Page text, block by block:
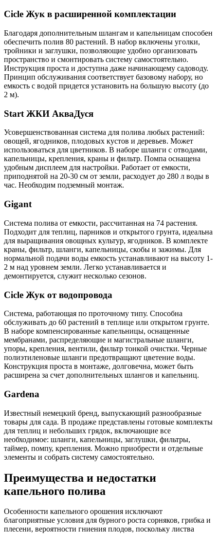
Cicle Жук в расширенной комплектации
Благодаря дополнительным шлангам и капельницам способен
обеспечить полив 80 растений. В набор включены уголки,
тройники и заглушки, позволяющие удобно организовать
пространство и смонтировать систему самостоятельно.
Инструкция проста и доступна даже начинающему садоводу.
Принцип обслуживания соответствует базовому набору, но
емкость с водой придется установить на большую высоту (до
2 м).
Start ЖКИ АкваДуся
Усовершенствованная система для полива любых растений:
овощей, ягодников, плодовых кустов и деревьев. Может
использоваться для цветников. В наборе шланги с отводами,
капельницы, крепления, краны и фильтр. Помпа оснащена
удобным дисплеем для настройки. Работает от емкости,
приподнятой на 20-30 см от земли, расходует до 280 л воды в
час. Необходим подземный монтаж.
Gigant
Система полива от емкости, рассчитанная на 74 растения.
Подходит для теплиц, парников и открытого грунта, идеальна
для выращивания овощных культур, ягодников. В комплекте
краны, фильтр, шланги, капельницы, скобы и зажимы. Для
нормальной подачи воды емкость устанавливают на высоту 1-
2 м над уровнем земли. Легко устанавливается и
демонтируется, служит несколько сезонов.
Cicle Жук от водопровода
Система, работающая по проточному типу. Способна
обслуживать до 60 растений в теплице или открытом грунте.
В наборе компенсированные капельницы, оснащенные
мембранами, распределяющие и магистральные шланги,
упоры, крепления, вентили, фильтр тонкой очистки. Черные
полиэтиленовые шланги предотвращают цветение воды.
Конструкция проста в монтаже, долговечна, может быть
расширена за счет дополнительных шлангов и капельниц.
Gardena
Известный немецкий бренд, выпускающий разнообразные
товары для сада. В продаже представлены готовые комплекты
для теплиц и небольших грядок, включающие все
необходимое: шланги, капельницы, заглушки, фильтры,
таймер, помпу, крепления. Можно приобрести и отдельные
элементы и собрать систему самостоятельно.
Преимущества и недостатки
капельного полива
Особенности капельного орошения исключают
благоприятные условия для бурного роста сорняков, грибка и
плесени, вероятности гниения плодов, поскольку листва